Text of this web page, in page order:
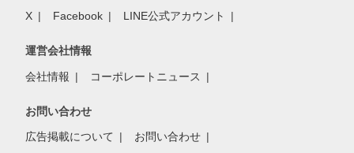
X Facebook LINE公式アカウント
運営会社情報
会社情報 コーポレートニュース
お問い合わせ
広告掲載について お問い合わせ